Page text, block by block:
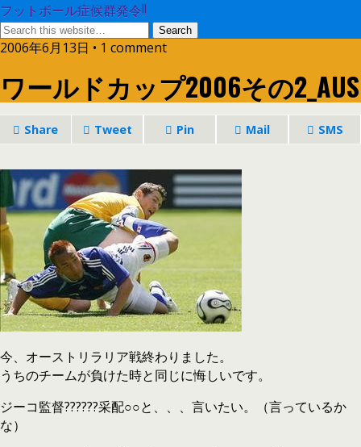
フットボール症候群発令!!
2006年6月13日 • 1 comment
ワールドカップ2006その2_AUS
Share Tweet Pin Mail SMS
今、オーストリラリア戦終わりました。
うちのチームが負けた時と同じに悔しいです。
ジーコ監督??????采配○○と、、、言いたい。（言っているか
な）